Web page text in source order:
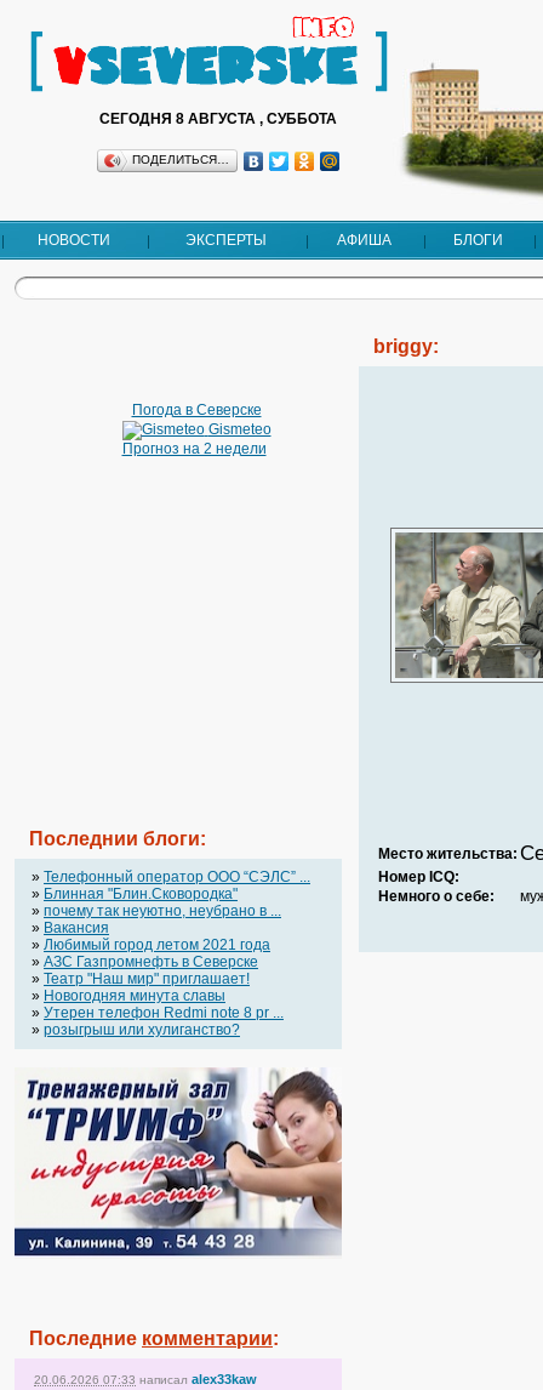
СЕГОДНЯ 8 АВГУСТА , СУББОТА
ПОДЕЛИТЬСЯ…
НОВОСТИ ЭКСПЕРТЫ АФИША БЛОГИ
Погода в Северске
Gismeteo
Прогноз на 2 недели
Последнии блоги:
» Телефонный оператор OOO “СЭЛС” ...
» Блинная "Блин.Сковородка"
» почему так неуютно, неубрано в ...
» Вакансия
» Любимый город летом 2021 года
» АЗС Газпромнефть в Северске
» Театр "Наш мир" приглашает!
» Новогодняя минута славы
» Утерен телефон Redmi note 8 pr ...
» розыгрыш или хулиганство?
Последние комментарии:
20.06.2026 07:33 написал alex33kaw
briggy:
Место жительства:
Номер ICQ:
Немного о себе: